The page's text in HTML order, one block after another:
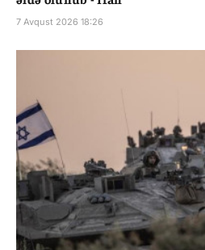
7 Avqust 2026 18:26